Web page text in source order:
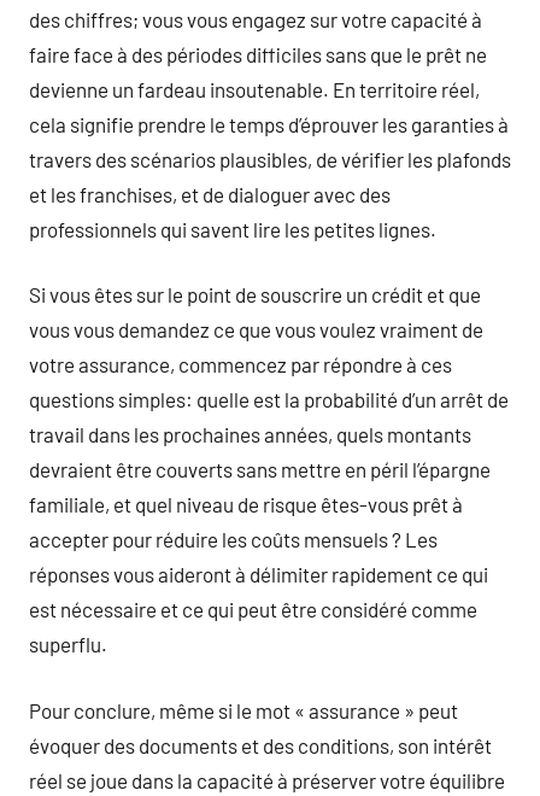
des chiffres; vous vous engagez sur votre capacité à
faire face à des périodes difficiles sans que le prêt ne
devienne un fardeau insoutenable. En territoire réel,
cela signifie prendre le temps d’éprouver les garanties à
travers des scénarios plausibles, de vérifier les plafonds
et les franchises, et de dialoguer avec des
professionnels qui savent lire les petites lignes.
Si vous êtes sur le point de souscrire un crédit et que
vous vous demandez ce que vous voulez vraiment de
votre assurance, commencez par répondre à ces
questions simples: quelle est la probabilité d’un arrêt de
travail dans les prochaines années, quels montants
devraient être couverts sans mettre en péril l’épargne
familiale, et quel niveau de risque êtes-vous prêt à
accepter pour réduire les coûts mensuels ? Les
réponses vous aideront à délimiter rapidement ce qui
est nécessaire et ce qui peut être considéré comme
superflu.
Pour conclure, même si le mot « assurance » peut
évoquer des documents et des conditions, son intérêt
réel se joue dans la capacité à préserver votre équilibre